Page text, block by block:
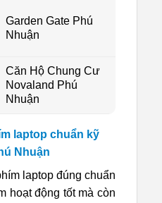
Garden Gate Phú
Nhuận
Căn Hộ Chung Cư
Novaland Phú
Nhuận
laptop chuẩn kỹ
Nhuận
laptop đúng chuẩn
hoạt động tốt mà còn